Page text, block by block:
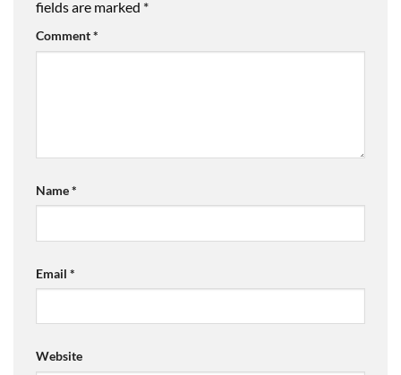
fields are marked *
Comment*
Name*
Email *
Website